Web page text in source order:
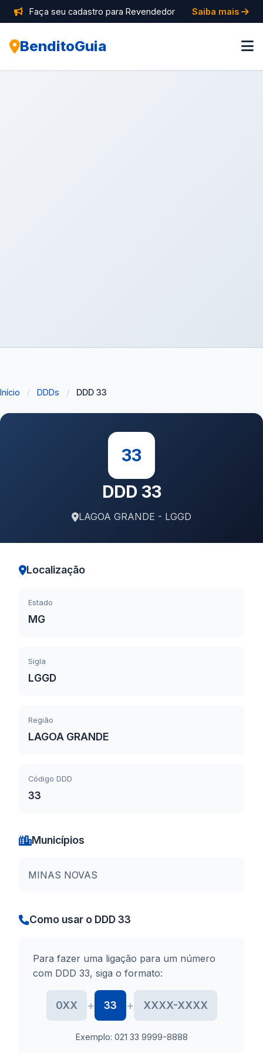
Faça seu cadastro para Revendedor Saiba mais
BenditoGuia
Início / DDDs / DDD 33
33
DDD 33
LAGOA GRANDE - LGGD
Localização
Estado
MG
Sigla
LGGD
Região
LAGOA GRANDE
Código DDD
33
Municípios
MINAS NOVAS
Como usar o DDD 33
Para fazer uma ligação para um número
com DDD 33, siga o formato:
0XX + 33 + XXXX-XXXX
Exemplo: 021 33 9999-8888